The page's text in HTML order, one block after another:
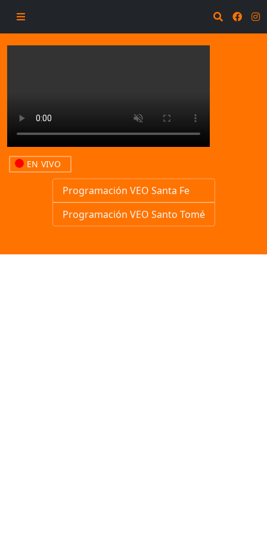
EN VIVO
Programación VEO Santa Fe
Programación VEO Santo Tomé